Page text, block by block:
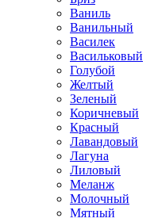
Ваниль
Ванильный
Василек
Васильковый
Голубой
Желтый
Зеленый
Коричневый
Красный
Лавандовый
Лагуна
Лиловый
Меланж
Молочный
Мятный